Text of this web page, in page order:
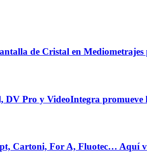
de Cristal en
Pro y VideoIntegra
Cartoni, For A, Fluotec… Aquí